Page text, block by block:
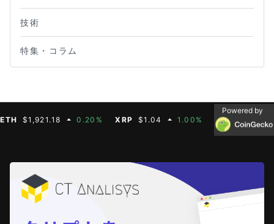
技術
特集・コラム
$1,921.18 0.20% XRP $1.04 1.00% BNB $604.50
Powered by